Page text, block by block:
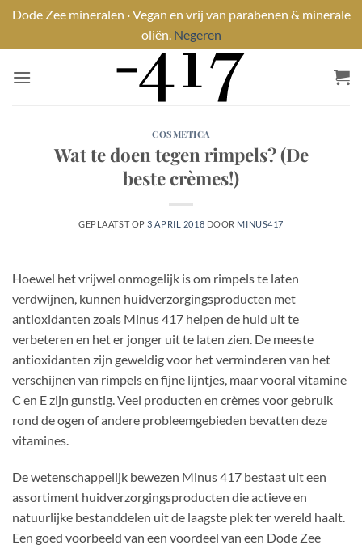
Dode Zee mineralen · Vegan en vrij van parabenen & minerale
oliën. Negeren
naar
COSMETICA
Wat te doen tegen rimpels? (De
beste crèmes!)
GEPLAATST OP 3 APRIL 2018 DOOR MINUS417
Hoewel het vrijwel onmogelijk is om rimpels te laten
verdwijnen, kunnen huidverzorgingsproducten met
antioxidanten zoals Minus 417 helpen de huid uit te
verbeteren en het er jonger uit te laten zien. De meeste
antioxidanten zijn geweldig voor het verminderen van het
verschijnen van rimpels en fijne lijntjes, maar vooral vitamine
C en E zijn gunstig. Veel producten en crèmes voor gebruik
rond de ogen of andere probleemgebieden bevatten deze
vitamines.
De wetenschappelijk bewezen Minus 417 bestaat uit een
assortiment huidverzorgingsproducten die actieve en
natuurlijke bestanddelen uit de laagste plek ter wereld haalt.
Een goed voorbeeld van een voordeel van een Dode Zee